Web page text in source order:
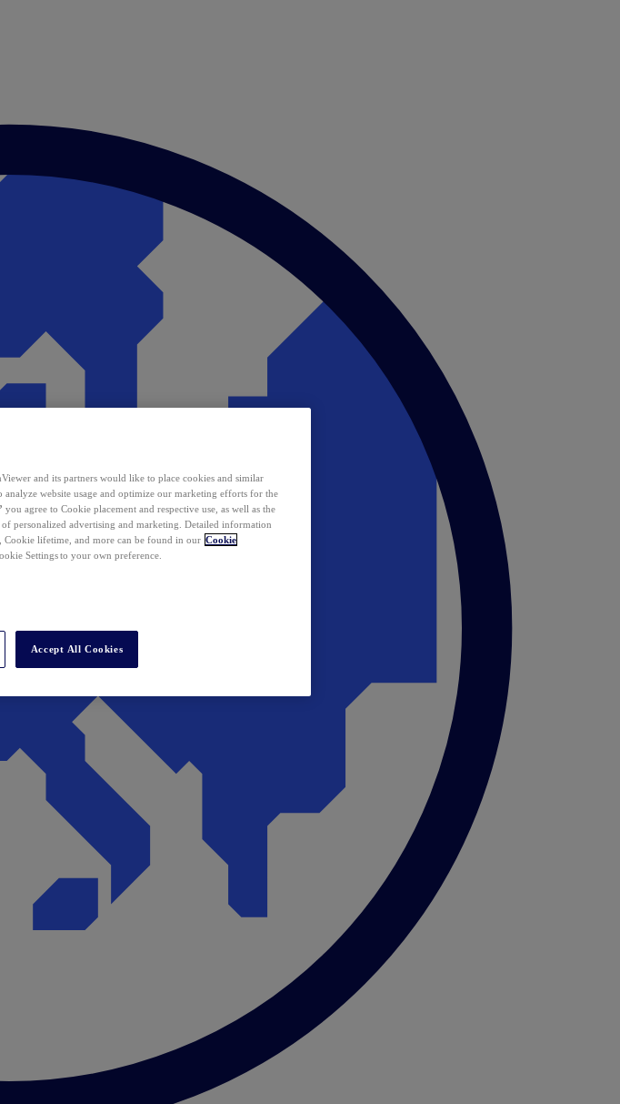
and its partners would like to place cookies and similar
analyze website usage and optimize our marketing efforts for the
you agree to Cookie placement and respective use, as well as the
personalized advertising and marketing. Detailed information
Cookie lifetime, and more can be found in our Cookie
Settings to your own preference.
Accept All Cookies